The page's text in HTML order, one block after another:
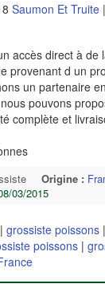
Saumon Et Truite|
accès direct à de
provenant d un
un partenaire
pouvons
complète et
Origine :
03/2015
| grossiste poissons |
poissons |